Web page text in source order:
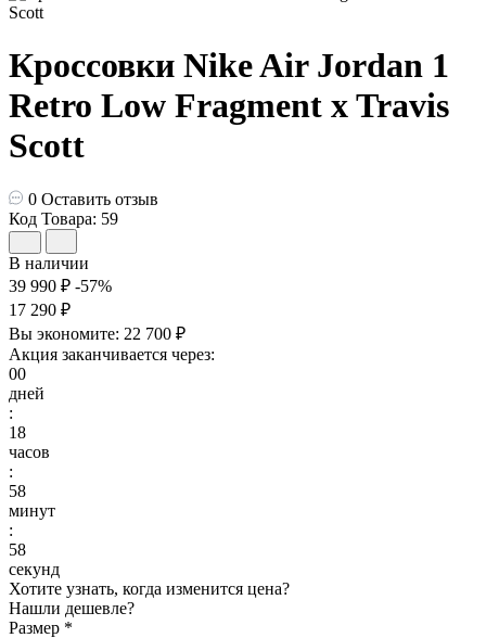
Кроссовки Nike Air Jordan 1
Retro Low Fragment x Travis
Scott
0 Оставить отзыв
Код Товара: 59
В наличии
39 990 ₽ -57%
17 290 ₽
Вы экономите: 22 700 ₽
Акция заканчивается через:
00
дней
:
18
часов
:
58
минут
:
56
секунд
Хотите узнать, когда изменится цена?
Нашли дешевле?
Размер *